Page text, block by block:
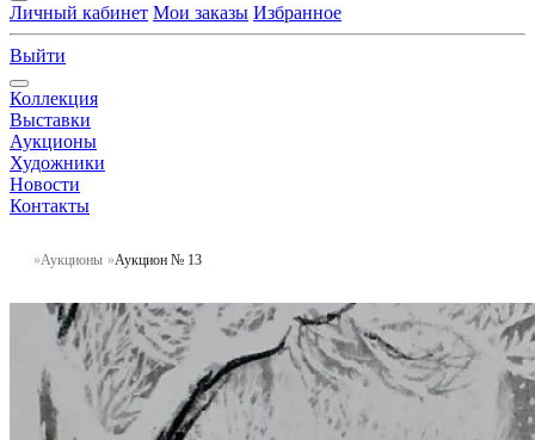
Личный кабинет Мои заказы Избранное
Выйти
Коллекция
Выставки
Аукционы
Художники
Новости
Контакты
Аукционы Аукцион № 13